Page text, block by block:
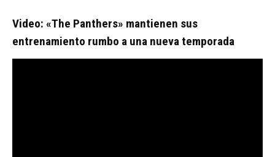
Video: «The Panthers» mantienen sus
entrenamiento rumbo a una nueva temporada